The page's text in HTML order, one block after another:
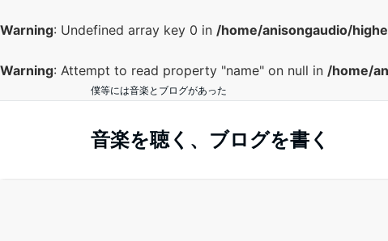
Warning: Undefined array key 0 in /home/anisongaudio/
Warning: Attempt to read property "name" on null in /home/
僕等には音楽とブログがあった
音楽を聴く、ブログを書く